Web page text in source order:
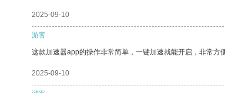
2025-09-10
游客
这款加速器app的操作非常简单，一键加速就能开启，非常方便
2025-09-10